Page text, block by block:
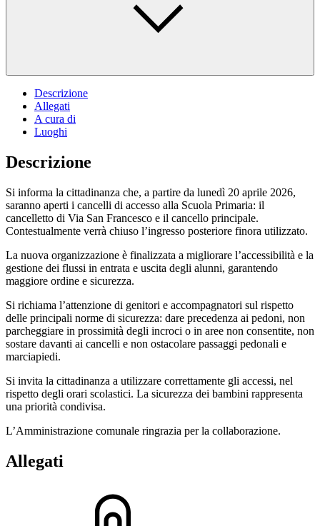
Descrizione
Allegati
A cura di
Luoghi
Descrizione
Si informa la cittadinanza che, a partire da lunedì 20 aprile 2026,
saranno aperti i cancelli di accesso alla Scuola Primaria: il
cancelletto di Via San Francesco e il cancello principale.
Contestualmente verrà chiuso l’ingresso posteriore finora utilizzato.
La nuova organizzazione è finalizzata a migliorare l’accessibilità e la
gestione dei flussi in entrata e uscita degli alunni, garantendo
maggiore ordine e sicurezza.
Si richiama l’attenzione di genitori e accompagnatori sul rispetto
delle principali norme di sicurezza: dare precedenza ai pedoni, non
parcheggiare in prossimità degli incroci o in aree non consentite, non
sostare davanti ai cancelli e non ostacolare passaggi pedonali e
marciapiedi.
Si invita la cittadinanza a utilizzare correttamente gli accessi, nel
rispetto degli orari scolastici. La sicurezza dei bambini rappresenta
una priorità condivisa.
L’Amministrazione comunale ringrazia per la collaborazione.
Allegati